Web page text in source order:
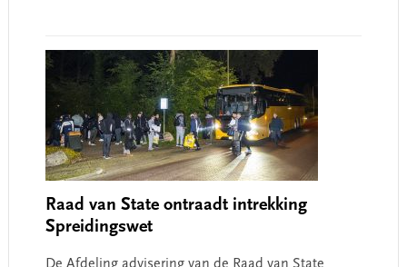
Raad van State ontraadt intrekking
Spreidingswet